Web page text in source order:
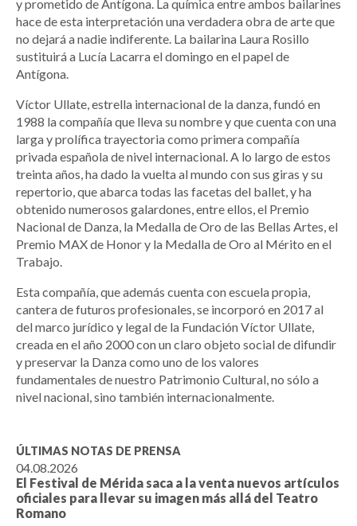
y prometido de Antígona. La química entre ambos bailarines
hace de esta interpretación una verdadera obra de arte que
no dejará a nadie indiferente. La bailarina Laura Rosillo
sustituirá a Lucía Lacarra el domingo en el papel de
Antígona.
Víctor Ullate, estrella internacional de la danza, fundó en
1988 la compañía que lleva su nombre y que cuenta con una
larga y prolífica trayectoria como primera compañía
privada española de nivel internacional. A lo largo de estos
treinta años, ha dado la vuelta al mundo con sus giras y su
repertorio, que abarca todas las facetas del ballet, y ha
obtenido numerosos galardones, entre ellos, el Premio
Nacional de Danza, la Medalla de Oro de las Bellas Artes, el
Premio MAX de Honor y la Medalla de Oro al Mérito en el
Trabajo.
Esta compañía, que además cuenta con escuela propia,
cantera de futuros profesionales, se incorporó en 2017 al
del marco jurídico y legal de la Fundación Víctor Ullate,
creada en el año 2000 con un claro objeto social de difundir
y preservar la Danza como uno de los valores
fundamentales de nuestro Patrimonio Cultural, no sólo a
nivel nacional, sino también internacionalmente.
ÚLTIMAS NOTAS DE PRENSA
04.08.2026
El Festival de Mérida saca a la venta nuevos artículos
oficiales para llevar su imagen más allá del Teatro
Romano